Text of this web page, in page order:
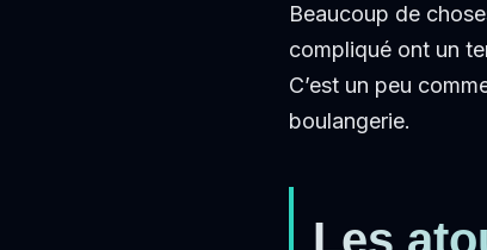
Beaucoup de
compliqué ont un
C’est un peu
boulangerie.